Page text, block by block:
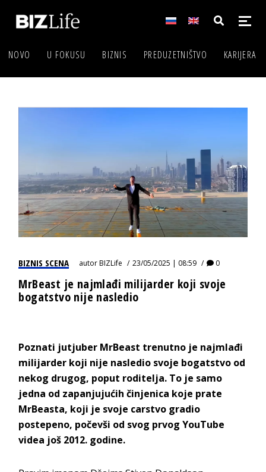
NOVO U FOKUSU BIZNIS PREDUZETNIŠTVO KARIJERA
BIZNIS SCENA autorBIZLife 23/05/2025 | 08:59 0
MrBeast je najmlađi milijarder koji svoje
bogatstvo nije nasledio
Poznati jutjuber MrBeast trenutno je najmlađi
milijarder koji nije nasledio svoje bogatstvo od
nekog drugog, poput roditelja. To je samo
jedna od zapanjujućih činjenica koje prate
MrBeasta, koji je svoje carstvo gradio
postepeno, počevši od svog prvog YouTube
videa još 2012. godine.